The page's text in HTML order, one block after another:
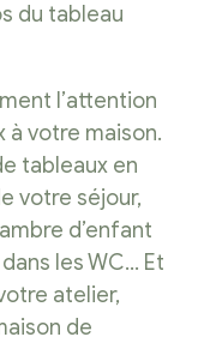
du tableau
l’attention
à votre maison.
tableaux en
votre séjour,
d’enfant
les WC… Et
atelier,
de